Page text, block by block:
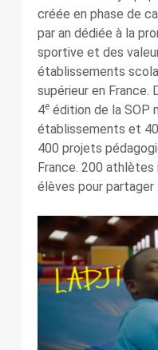
créée en phase de
par an dédiée à la
sportive et des
établissements
supérieur en France.
4eédition de la SOP
établissements et
400 projets
France. 200
élèves pour partager